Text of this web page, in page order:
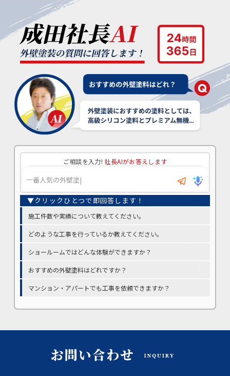
ご相談を入力! 社長AIがお答えします
施工件数や実績について教えてください。
どのような工事を行っているか教えてください。
ショールームではどんな体験ができますか？
おすすめの外壁塗料はどれですか？
マンション・アパートでも工事を依頼できますか？